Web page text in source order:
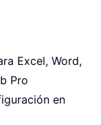
Excel, Word,
Pro
en